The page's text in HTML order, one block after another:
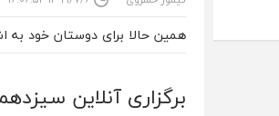
همین حالا برای دوستان خود به
برگزاری آنلاین